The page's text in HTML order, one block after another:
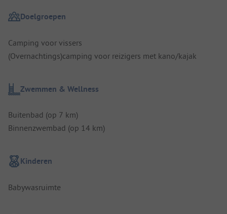
Doelgroepen
Camping voor vissers
(Overnachtings)camping voor reizigers met kano/kajak
Zwemmen & Wellness
Buitenbad (op 7 km)
Binnenzwembad (op 14 km)
Kinderen
Babywasruimte